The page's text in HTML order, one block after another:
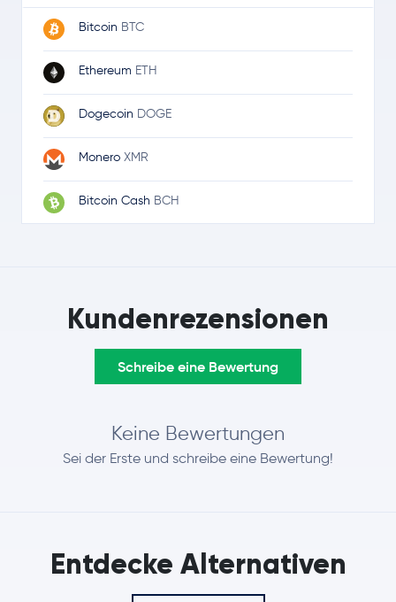
Bitcoin BTC
Ethereum ETH
Dogecoin DOGE
Monero XMR
Bitcoin Cash BCH
Kundenrezensionen
Schreibe eine Bewertung
Keine Bewertungen
Sei der Erste und schreibe eine Bewertung!
Entdecke Alternativen